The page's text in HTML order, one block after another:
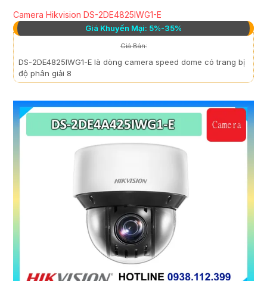
Camera Hikvision DS-2DE4825IWG1-E
Giá Khuyến Mại: 5%-35%
Giá Bán:
DS-2DE4825IWG1-E là dòng camera speed dome có trang bị
độ phân giải 8